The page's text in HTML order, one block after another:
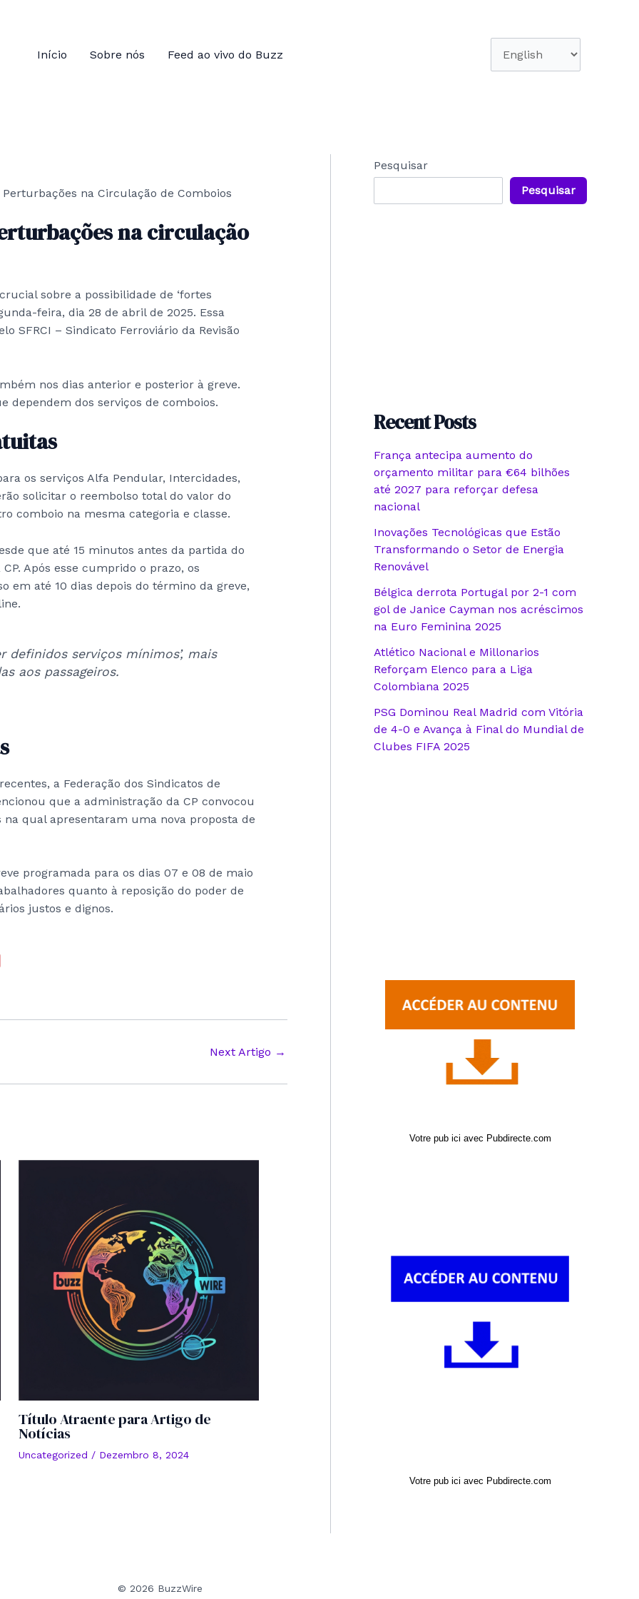
Início Sobre nós Feed ao vivo do Buzz
na circulação
sobre a possibilidade de ‘fortes
feira, dia 28 de abril de 2025. Essa
SFRCI – Sindicato Ferroviário da Revisão
nos dias anterior e posterior à greve.
dependem dos serviços de comboios.
os serviços Alfa Pendular, Intercidades,
solicitar o reembolso total do valor do
comboio na mesma categoria e classe.
que até 15 minutos antes da partida do
Após esse cumprido o prazo, os
em até 10 dias depois do término da greve,
definidos serviços mínimos’, mais
aos passageiros.
a Federação dos Sindicatos de
que a administração da CP convocou
qual apresentaram uma nova proposta de
programada para os dias 07 e 08 de maio
quanto à reposição do poder de
justos e dignos.
Next Artigo →
Título Atraente para Artigo de
Notícias
Uncategorized / Dezembro 8, 2024
Pesquisar
Pesquisar
Recent Posts
França antecipa aumento do
orçamento militar para €64 bilhões
até 2027 para reforçar defesa
nacional
Inovações Tecnológicas que Estão
Transformando o Setor de Energia
Renovável
Bélgica derrota Portugal por 2-1 com
gol de Janice Cayman nos acréscimos
na Euro Feminina 2025
Atlético Nacional e Millonarios
Reforçam Elenco para a Liga
Colombiana 2025
PSG Dominou Real Madrid com Vitória
de 4-0 e Avança à Final do Mundial de
Clubes FIFA 2025
Votre pub ici avec Pubdirecte.com
Votre pub ici avec Pubdirecte.com
© 2026 BuzzWire